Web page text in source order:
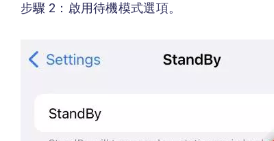
步驟 2：啟用待機模式選項。